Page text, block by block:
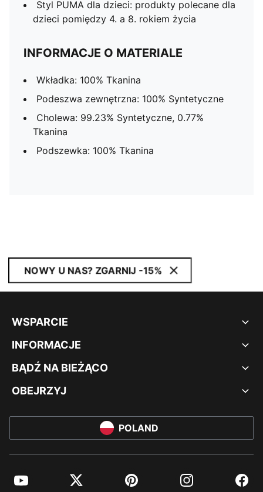
Styl PUMA dla dzieci: produkty polecane dla
dzieci pomiędzy 4. a 8. rokiem życia
INFORMACJE O MATERIALE
Wkładka: 100% Tkanina
Podeszwa zewnętrzna: 100% Syntetyczne
Cholewa: 99.23% Syntetyczne, 0.77%
Tkanina
Podszewka: 100% Tkanina
NOWY U NAS? ZGARNIJ -15%
WSPARCIE
INFORMACJE
BĄDŹ NA BIEŻĄCO
OBEJRZYJ
POLAND
YouTube Twitter Pinterest Instagram